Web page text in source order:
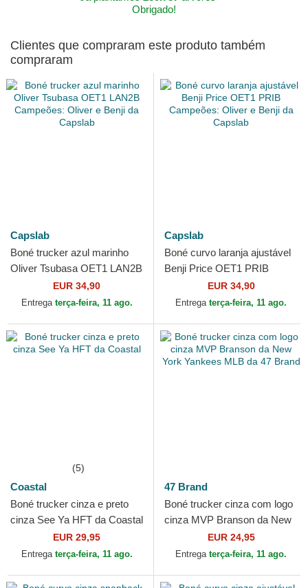
Obrigado!
Clientes que compraram este produto também
compraram
Capslab
Boné trucker azul marinho
Oliver Tsubasa OET1 LAN2B
Campeões: Oliver e Benji da
Capslab
EUR 34,90
Entrega terça-feira, 11 ago.
Capslab
Boné curvo laranja ajustável
Benji Price OET1 PRIB
Campeões: Oliver e Benji da
Capslab
EUR 34,90
Entrega terça-feira, 11 ago.
(5)
Coastal
Boné trucker cinza e preto
cinza See Ya HFT da Coastal
EUR 29,95
Entrega terça-feira, 11 ago.
47 Brand
Boné trucker cinza com logo
cinza MVP Branson da New
York Yankees MLB da 47
Brand
EUR 24,95
Entrega terça-feira, 11 ago.